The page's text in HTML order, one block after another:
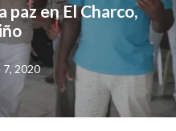
paz en El Charco,
7, 2020